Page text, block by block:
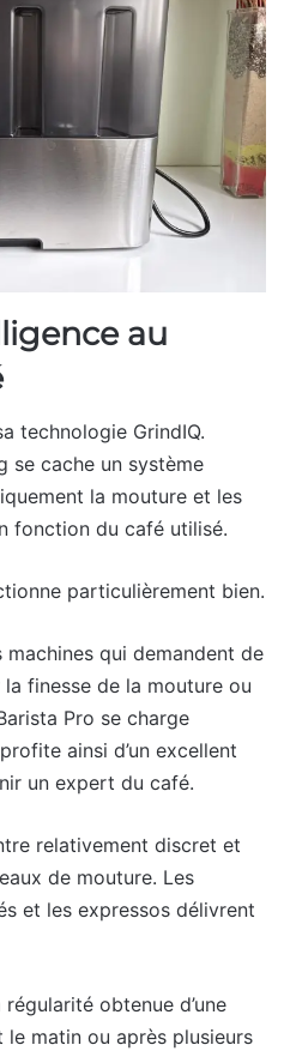
au
technologie GrindIQ.
se cache un système
la mouture et les
fonction du café utilisé.
particulièrement bien.
qui demandent de
finesse de la mouture ou
Pro se charge
ainsi d’un excellent
un expert du café.
relativement discret et
de mouture. Les
et les expressos délivrent
obtenue d’une
le matin ou après plusieurs